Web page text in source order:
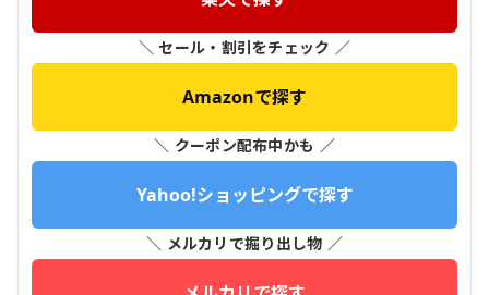
＼ セール・割引をチェック ／
Amazonで探す
＼ クーポン配布中かも ／
Yahoo!ショッピングで探す
＼ メルカリで掘り出し物 ／